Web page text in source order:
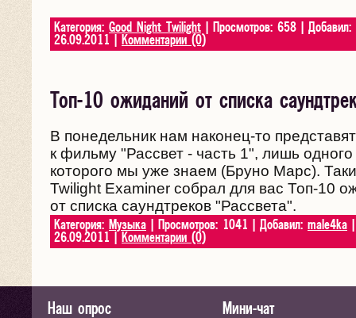
Категория: Good Night Twilight | Просмотров: 658 | Добавил:
26.09.2011
Комментарии (0)
Топ-10 ожиданий от списка
В понедельник нам наконец-то
к фильму "Рассвет - часть 1", лишь
которого мы уже знаем (Бруно Марс).
Twilight Examiner собрал для вас Топ-10
от списка саундтреков "Рассвета".
Категория: Музыка | Просмотров: 1041 | Добавил: male4ka
26.09.2011
Комментарии (0)
Наш опрос Мини-чат